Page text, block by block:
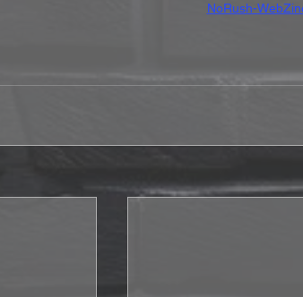
NoRush-